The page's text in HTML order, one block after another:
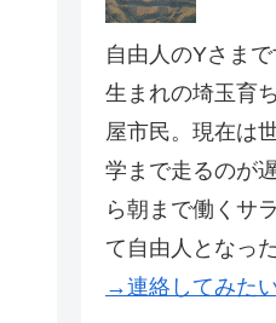
自由人のYさま
生まれの埼玉育
屋市民。現在は
学まで走るのが
ら朝まで働くサ
て自由人となっ
→連絡してみた